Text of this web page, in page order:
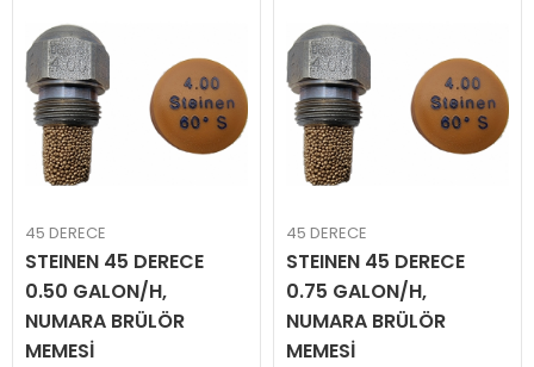
45 DERECE
STEINEN 45 DERECE
0.50 GALON/H,
NUMARA BRÜLÖR
MEMESİ
45 DERECE
STEINEN 45 DERECE
0.75 GALON/H,
NUMARA BRÜLÖR
MEMESİ